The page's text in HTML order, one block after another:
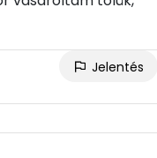
Jelentés